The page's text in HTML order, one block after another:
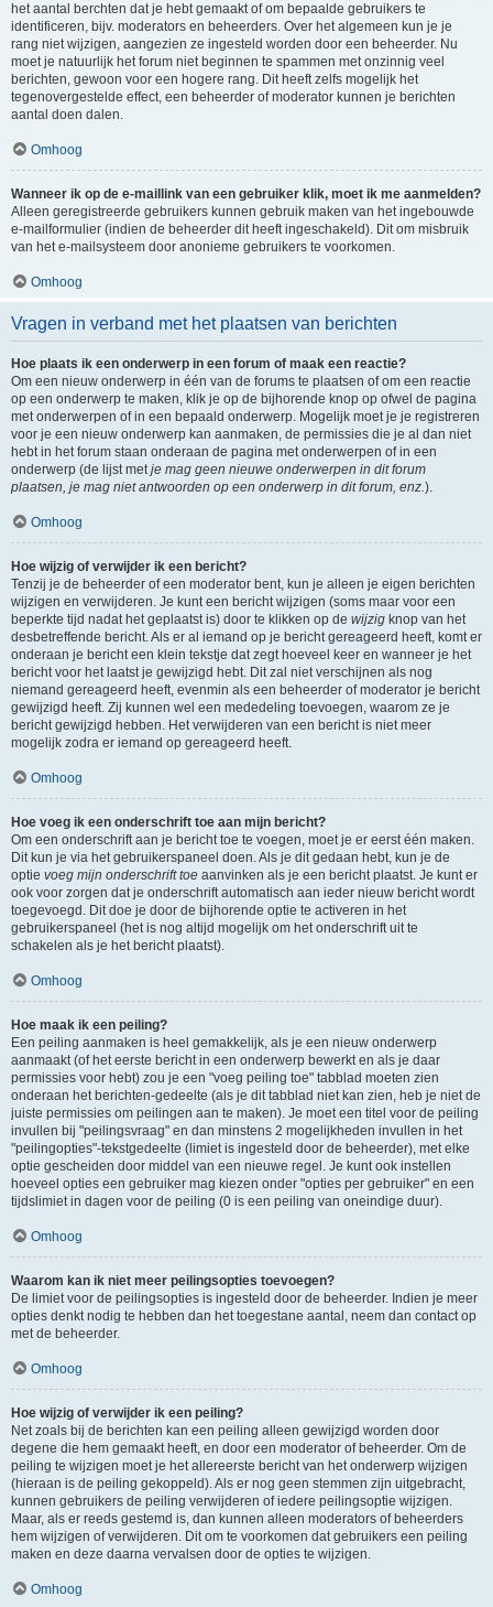
het aantal berchten dat je hebt gemaakt of om bepaalde gebruikers te
identificeren, bijv. moderators en beheerders. Over het algemeen kun je je
rang niet wijzigen, aangezien ze ingesteld worden door een beheerder. Nu
moet je natuurlijk het forum niet beginnen te spammen met onzinnig veel
berichten, gewoon voor een hogere rang. Dit heeft zelfs mogelijk het
tegenovergestelde effect, een beheerder of moderator kunnen je berichten
aantal doen dalen.
Omhoog
Wanneer ik op de e-maillink van een gebruiker klik, moet ik me aanmelden?
Alleen geregistreerde gebruikers kunnen gebruik maken van het ingebouwde
e-mailformulier (indien de beheerder dit heeft ingeschakeld). Dit om misbruik
van het e-mailsysteem door anonieme gebruikers te voorkomen.
Omhoog
Vragen in verband met het plaatsen van berichten
Hoe plaats ik een onderwerp in een forum of maak een reactie?
Om een nieuw onderwerp in één van de forums te plaatsen of om een reactie
op een onderwerp te maken, klik je op de bijhorende knop op ofwel de pagina
met onderwerpen of in een bepaald onderwerp. Mogelijk moet je je registreren
voor je een nieuw onderwerp kan aanmaken, de permissies die je al dan niet
hebt in het forum staan onderaan de pagina met onderwerpen of in een
onderwerp (de lijst metje mag geen nieuwe onderwerpen in dit forum
plaatsen, je mag niet antwoorden op een onderwerp in dit forum, enz.).
Omhoog
Hoe wijzig of verwijder ik een bericht?
Tenzij je de beheerder of een moderator bent, kun je alleen je eigen berichten
wijzigen en verwijderen. Je kunt een bericht wijzigen (soms maar voor een
beperkte tijd nadat het geplaatst is) door te klikken op de wijzig knop van het
desbetreffende bericht. Als er al iemand op je bericht gereageerd heeft, komt er
onderaan je bericht een klein tekstje dat zegt hoeveel keer en wanneer je het
bericht voor het laatst je gewijzigd hebt. Dit zal niet verschijnen als nog
niemand gereageerd heeft, evenmin als een beheerder of moderator je bericht
gewijzigd heeft. Zij kunnen wel een mededeling toevoegen, waarom ze je
bericht gewijzigd hebben. Het verwijderen van een bericht is niet meer
mogelijk zodra er iemand op gereageerd heeft.
Omhoog
Hoe voeg ik een onderschrift toe aan mijn bericht?
Om een onderschrift aan je bericht toe te voegen, moet je er eerst één maken.
Dit kun je via het gebruikerspaneel doen. Als je dit gedaan hebt, kun je de
optie voeg mijn onderschrift toe aanvinken als je een bericht plaatst. Je kunt er
ook voor zorgen dat je onderschrift automatisch aan ieder nieuw bericht wordt
toegevoegd. Dit doe je door de bijhorende optie te activeren in het
gebruikerspaneel (het is nog altijd mogelijk om het onderschrift uit te
schakelen als je het bericht plaatst).
Omhoog
Hoe maak ik een peiling?
Een peiling aanmaken is heel gemakkelijk, als je een nieuw onderwerp
aanmaakt (of het eerste bericht in een onderwerp bewerkt en als je daar
permissies voor hebt) zou je een "voeg peiling toe" tabblad moeten zien
onderaan het berichten-gedeelte (als je dit tabblad niet kan zien, heb je niet de
juiste permissies om peilingen aan te maken). Je moet een titel voor de peiling
invullen bij "peilingsvraag" en dan minstens 2 mogelijkheden invullen in het
"peilingopties"-tekstgedeelte (limiet is ingesteld door de beheerder), met elke
optie gescheiden door middel van een nieuwe regel. Je kunt ook instellen
hoeveel opties een gebruiker mag kiezen onder "opties per gebruiker" en een
tijdslimiet in dagen voor de peiling (0 is een peiling van oneindige duur).
Omhoog
Waarom kan ik niet meer peilingsopties toevoegen?
De limiet voor de peilingsopties is ingesteld door de beheerder. Indien je meer
opties denkt nodig te hebben dan het toegestane aantal, neem dan contact op
met de beheerder.
Omhoog
Hoe wijzig of verwijder ik een peiling?
Net zoals bij de berichten kan een peiling alleen gewijzigd worden door
degene die hem gemaakt heeft, en door een moderator of beheerder. Om de
peiling te wijzigen moet je het allereerste bericht van het onderwerp wijzigen
(hieraan is de peiling gekoppeld). Als er nog geen stemmen zijn uitgebracht,
kunnen gebruikers de peiling verwijderen of iedere peilingsoptie wijzigen.
Maar, als er reeds gestemd is, dan kunnen alleen moderators of beheerders
hem wijzigen of verwijderen. Dit om te voorkomen dat gebruikers een peiling
maken en deze daarna vervalsen door de opties te wijzigen.
Omhoog